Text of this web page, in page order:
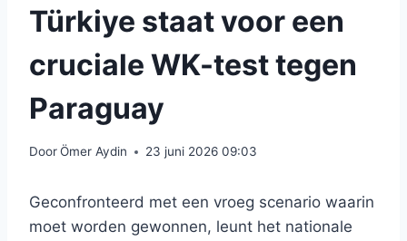
Türkiye staat voor een
cruciale WK-test tegen
Paraguay
DoorÖmer Aydin 23 juni 2026 09:03
Geconfronteerd met een vroeg scenario waarin
moet worden gewonnen, leunt het nationale